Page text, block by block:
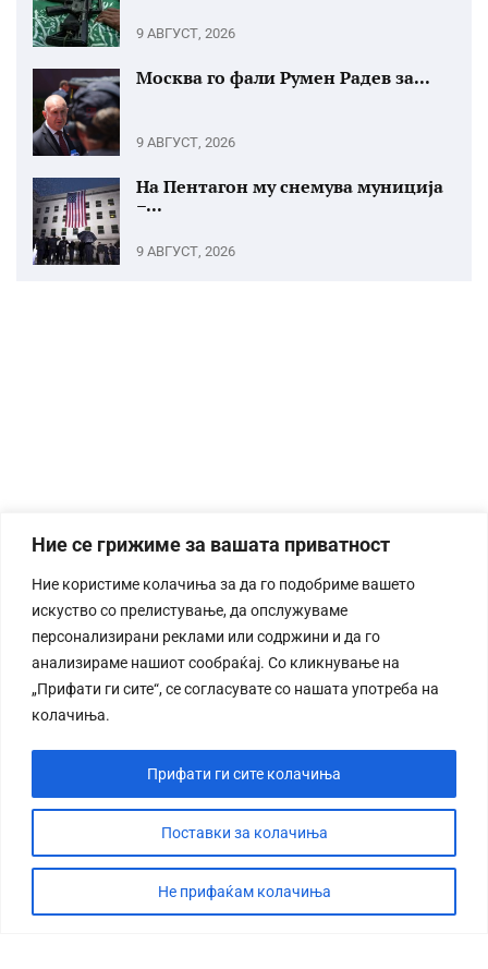
Ние се грижиме за вашата приватност
Ние користиме колачиња за да го подобриме вашето
искуство со прелистување, да опслужуваме
персонализирани реклами или содржини и да го
анализираме нашиот сообраќај. Со кликнување на
„Прифати ги сите“, се согласувате со нашата употреба на
колачиња.
Поставки за колачиња
Не прифаќам колачиња
Прифати ги сите колачиња
9 АВГУСТ, 2026
Москва го фали Румен Радев за...
9 АВГУСТ, 2026
На Пентагон му снемува муниција
–...
9 АВГУСТ, 2026